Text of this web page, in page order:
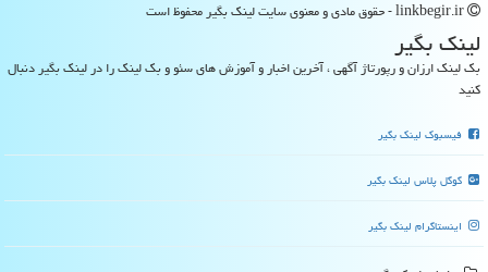
لینك بگیر
بک لینک ارزان و رپورتاژ آگهی ، آخرین اخبار و آموزش های سئو و بک لینک را در لینک بگیر دنبال
کنید
فیسبوک لینک بگیر
گوگل پلاس لینک بگیر
اینستاگرام لینک بگیر